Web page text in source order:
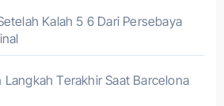
Kalah 5 6 Dari Persebaya
Langkah Terakhir Saat Barcelona